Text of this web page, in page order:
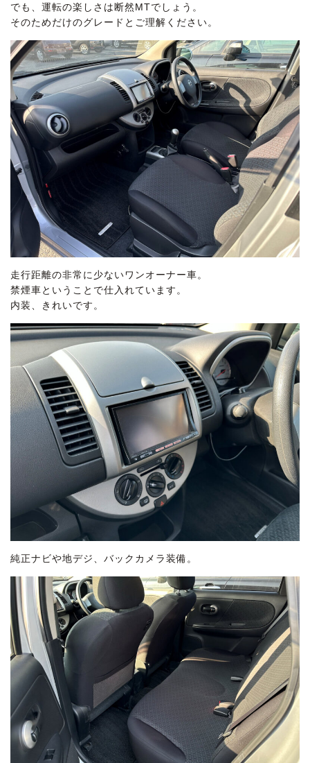
でも、運転の楽しさは断然MTでしょう。
そのためだけのグレードとご理解ください。
走行距離の非常に少ないワンオーナー車。
禁煙車ということで仕入れています。
内装、きれいです。
純正ナビや地デジ、バックカメラ装備。